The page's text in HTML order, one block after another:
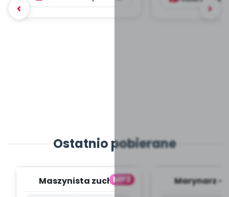
Ostatnio pobierane
MP3
Maszynista zuch -
Marynarz -